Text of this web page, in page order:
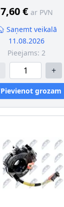
7,60 € ar PVN
Saņemt veikalā
11.08.2026
Pieejams: 2
+
Pievienot grozam